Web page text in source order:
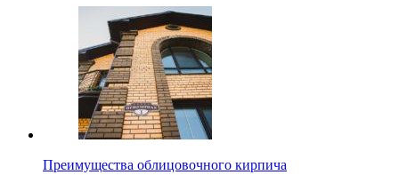
Преимущества облицовочного кирпича